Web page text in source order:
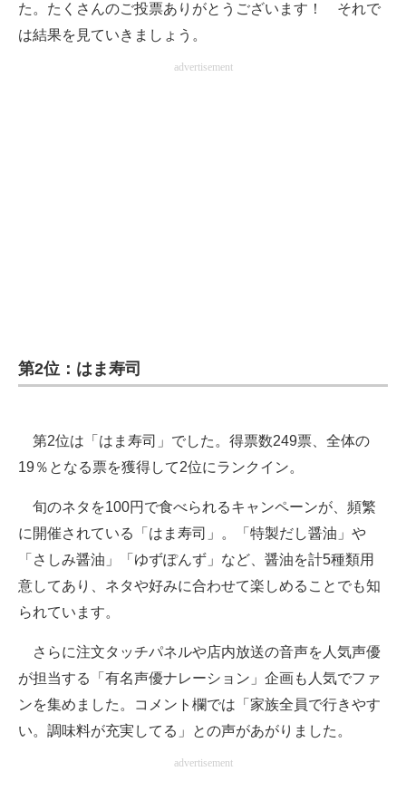
製造業のIT導入・活用を支援
モノづくり技術者専門サイト
た。たくさんのご投票ありがとうございます！ それで
は結果を見ていきましょう。
advertisement
第2位：はま寿司
第2位は「はま寿司」でした。得票数249票、全体の
19％となる票を獲得して2位にランクイン。
旬のネタを100円で食べられるキャンペーンが、頻繁
に開催されている「はま寿司」。「特製だし醤油」や
「さしみ醤油」「ゆずぽんず」など、醤油を計5種類用
意してあり、ネタや好みに合わせて楽しめることでも知
られています。
さらに注文タッチパネルや店内放送の音声を人気声優
が担当する「有名声優ナレーション」企画も人気でファ
ンを集めました。コメント欄では「家族全員で行きやす
い。調味料が充実してる」との声があがりました。
advertisement